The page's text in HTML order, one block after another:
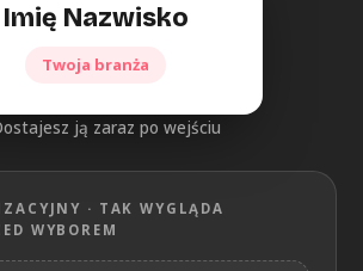
Imię Nazwisko
Twoja branża
ją zaraz po wejściu
· TAK WYGLĄDA
WYBOREM